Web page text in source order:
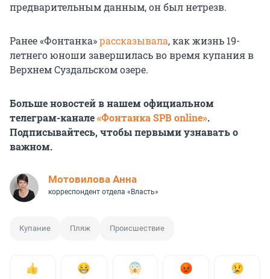
предварительным данным, он был нетрезв.
Ранее «Фонтанка»рассказывала, как жизнь 19-
летнего юноши завершилась во время купания в
Верхнем Суздальском озере.
Больше новостей в нашем официальном
телеграм-канале«Фонтанка SPB online».
Подписывайтесь, чтобы первыми узнавать о
важном.
Мотовилова Анна
корреспондент отдела «Власть»
Купание Пляж Происшествие